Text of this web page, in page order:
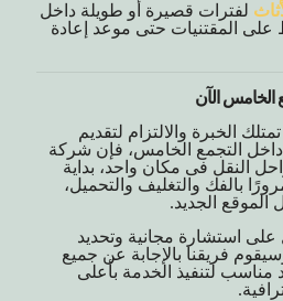
لفترات قصيرة أو طويلة داخل
على المقتنيات حتى موعد إعادة
الخامس الآن
الخبرة والالتزام لتقديم
داخل التجمع الخامس، فإن شركة
النقل فى مكان واحد، بداية
بالفك والتغليف والتحميل،
الموقع الجديد.
استشارة مجانية وتحديد
فريقنا بالإجابة عن جميع
مناسب لتنفيذ الخدمة بأعلى